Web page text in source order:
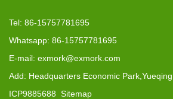
Tel: 86-15757781695
Whatsapp: 86-15757781695
E-mail: exmork@exmork.com
Add: Headquarters Economic
ICP9885688 Sitemap